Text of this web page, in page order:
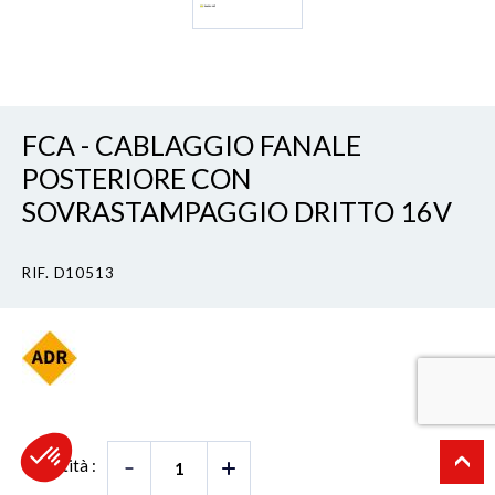
FCA - CABLAGGIO FANALE
POSTERIORE CON
SOVRASTAMPAGGIO DRITTO 16V
RIF. D10513
Quantità :